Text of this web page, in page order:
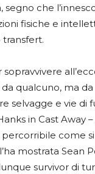
che
fisiche e
qualcuno, ma da
selvagge e vie di
in Cast Away –
come si
mostrata Sean
survivor di